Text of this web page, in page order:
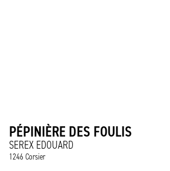
PÉPINIÈRE DES FOULIS
SEREX EDOUARD
1246 Corsier